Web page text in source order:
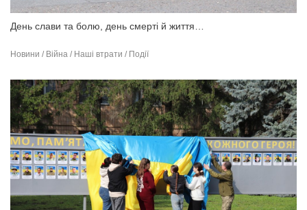
День слави та болю, день смерті й життя…
Новини / Війна / Наші втрати / Події